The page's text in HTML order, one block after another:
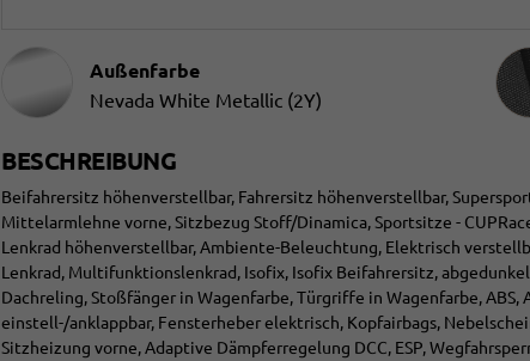
Außenfarbe
Nevada White Metallic (2Y)
BESCHREIBUNG
Beifahrersitz höhenverstellbar, Fahrersitz höhenverstellbar,
Mittelarmlehne vorne, Sitzbezug Stoff/Dinamica, Sportsitze -
Lenkrad höhenverstellbar, Ambiente-Beleuchtung, Elektrisch
Lenkrad, Multifunktionslenkrad, Isofix, Isofix Beifahrersitz,
Dachreling, Stoßfänger in Wagenfarbe, Türgriffe in Wagenfarbe,
einstell-/anklappbar, Fensterheber elektrisch, Kopfairbags,
Sitzheizung vorne, Adaptive Dämpferregelung DCC, ESP,